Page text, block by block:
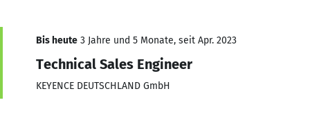
Bis heute 3 Jahre und 5 Monate, seit Apr. 2023
Technical Sales Engineer
KEYENCE DEUTSCHLAND GmbH